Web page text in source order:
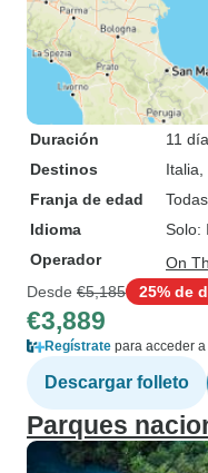
Duración
11
Destinos
Italia
Franja de edad
Idioma
Solo:
Operador
On
Desde €5,185 25% de
€3,889
Regístrate para acceder
Descargar folleto
Parques